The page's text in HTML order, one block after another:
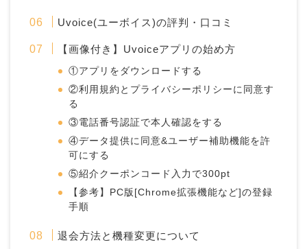
Uvoice(ユーボイス)の評判・口コミ
【画像付き】Uvoiceアプリの始め方
①アプリをダウンロードする
②利用規約とプライバシーポリシーに同意す
る
③電話番号認証で本人確認をする
④データ提供に同意&ユーザー補助機能を許
可にする
⑤紹介クーポンコード入力で300pt
【参考】PC版[Chrome拡張機能など]の登録
手順
退会方法と機種変更について